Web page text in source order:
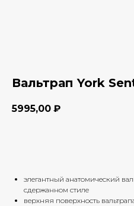
Вальтрап York
5995,00 ₽
элегантный анатомический
сдержанном стиле
верхняя поверхность